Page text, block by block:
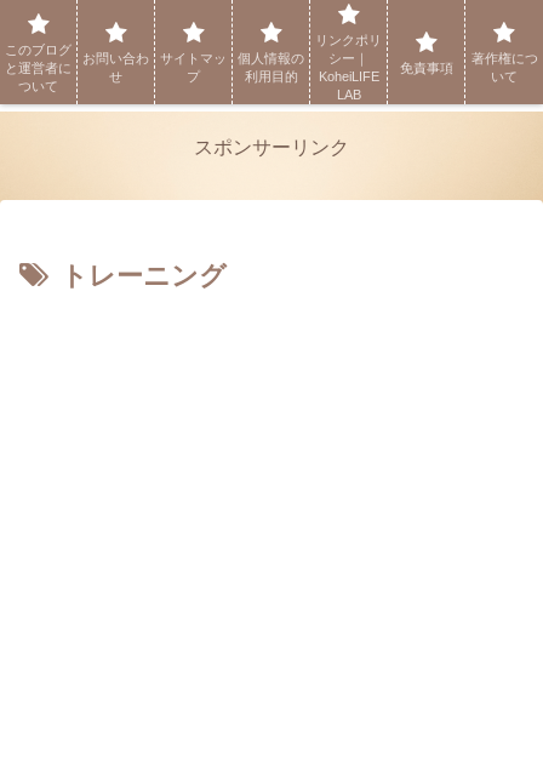
Kohei LIFE LAB
スポンサーリンク
トレーニング
このブログ
と運営者に
ついて
お問い合わ
せ
サイトマッ
プ
個人情報の
利用目的
リンクポリ
シー｜
KoheiLIFE
LAB
免責事項
著作権につ
いて